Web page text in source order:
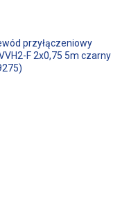
przyłączeniowy
F 2x0,75 5m czarny